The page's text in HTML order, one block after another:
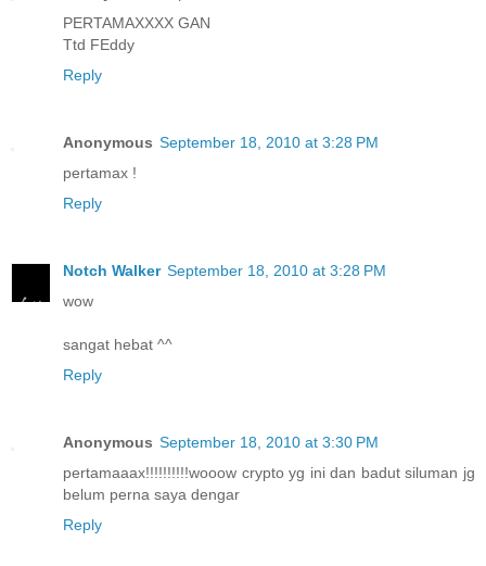
PERTAMAXXXX GAN
Ttd FEddy
Reply
Anonymous September 18, 2010 at 3:28 PM
pertamax !
Reply
Notch Walker September 18, 2010 at 3:28 PM
wow
sangat hebat ^^
Reply
Anonymous September 18, 2010 at 3:30 PM
pertamaaax!!!!!!!!!!wooow crypto yg ini dan badut siluman jg
belum perna saya dengar
Reply